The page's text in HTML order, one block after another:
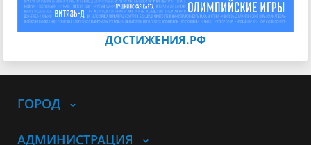
ДОСТИЖЕНИЯ.РФ
ГОРОД
АДМИНИСТРАЦИЯ